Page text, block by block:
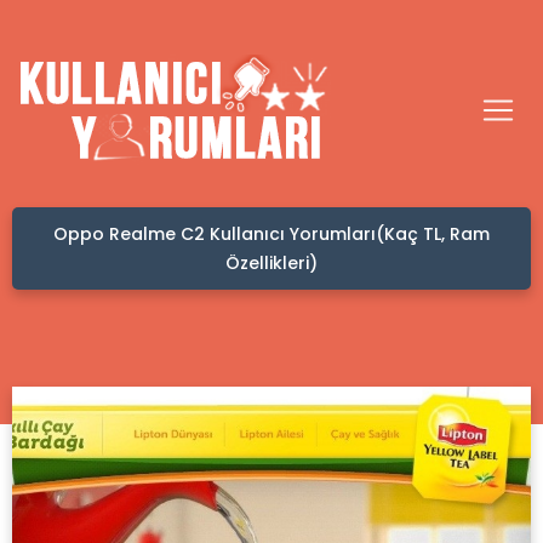
TL, Ram Kafadan Hacamat Yaptıranların Yorumları